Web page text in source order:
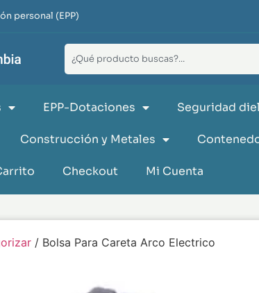
personal (EPP)
EPP-Dotaciones Seguridad
Construcción y Metales
Checkout Mi Cuenta
/ Bolsa Para Careta Arco Electrico